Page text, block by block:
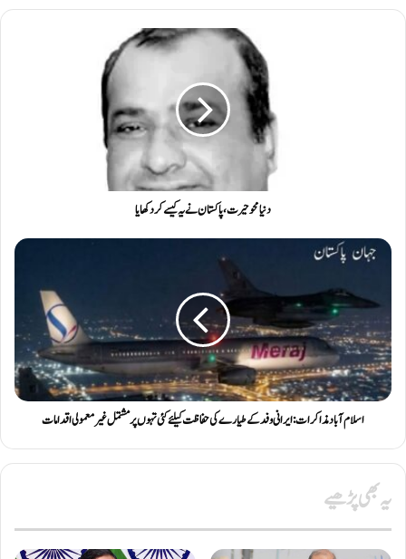
دنیا محو حیرت، پاکستان نے یہ کیسے کر دکھایا
اسلام آباد مذاکرات: ایرانی وفد کے طیارے کی حفاظت کیلئے کئی تہوں پر مشتمل غیر معمولی اقدامات
یہ بھی پڑھیے